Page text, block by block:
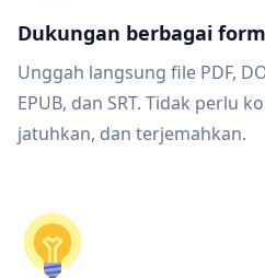
Dukungan berbagai
Unggah langsung file PDF,
EPUB, dan SRT. Tidak perlu
jatuhkan, dan terjemahkan.